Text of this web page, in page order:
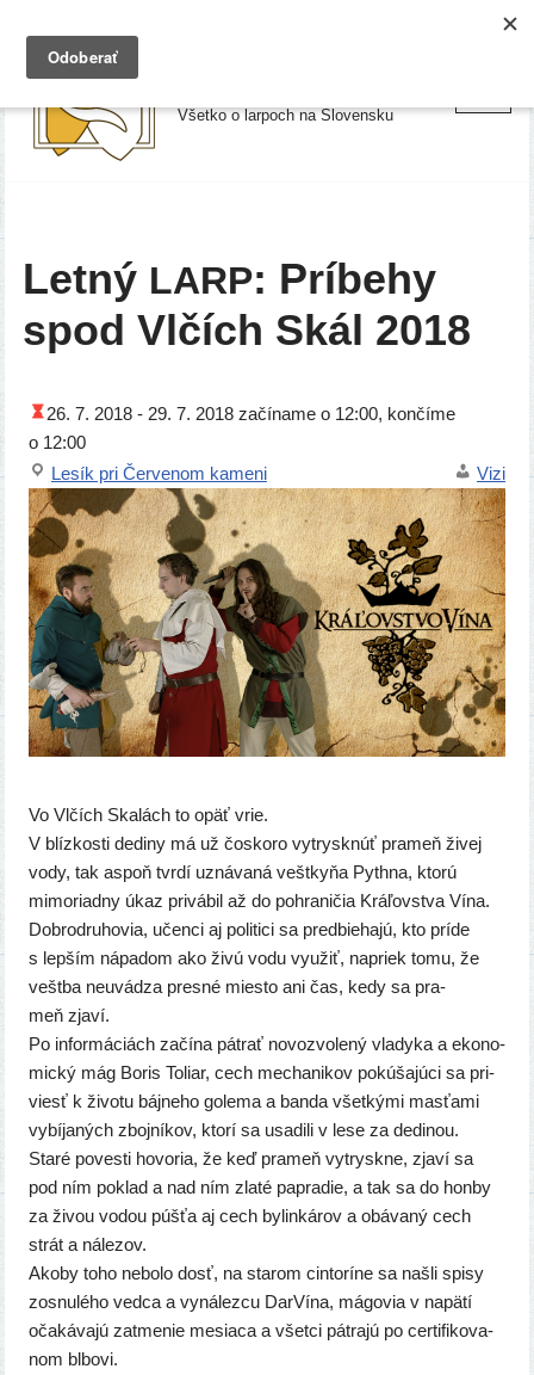
Preskočiť
Všetko o larpoch na Slovensku
Letný LARP: Príbehy
spod Vlčích Skál 2018
26. 7. 2018 -29. 7. 2018 začí­na­me o 12:00, kon­čí­me
o 12:00
Lesík pri Červenom kameni
Vizi
Vo Vlčích Skalách to opäť vrie.
V blíz­kos­ti dedi­ny má už čosko­ro vytrysk­núť pra­meň živej
vody, tak aspoň tvr­dí uzná­va­ná vešt­ky­ňa Pythna, kto­rú
mimo­riad­ny úkaz pri­vá­bil až do pohra­ni­čia Kráľovstva Vína.
Dobrodruhovia, učen­ci aj poli­ti­ci sa pred­bie­ha­jú, kto prí­de
s lep­ším nápa­dom ako živú vodu využiť, napriek tomu, že
vešt­ba neuvá­dza pres­né mies­to ani čas, kedy sa pra­
meň zjaví.
Po infor­má­ciách začí­na pát­rať novo­zvo­le­ný vla­dy­ka a eko­no­
mic­ký mág Boris Toliar, cech mecha­ni­kov pokú­ša­jú­ci sa pri­
viesť k živo­tu báj­ne­ho gole­ma a ban­da všet­ký­mi mas­ťa­mi
vybí­ja­ných zboj­ní­kov, kto­rí sa usa­di­li v lese za dedinou.
Staré poves­ti hovo­ria, že keď pra­meň vytrysk­ne, zja­ví sa
pod ním poklad a nad ním zla­té pap­ra­die, a tak sa do hon­by
za živou vodou púš­ťa aj cech bylin­ká­rov a obá­va­ný cech
strát a nálezov.
Akoby toho nebo­lo dosť, na sta­rom cin­to­rí­ne sa našli spi­sy
zosnu­lé­ho ved­ca a vyná­lez­cu DarVína, mágo­via v napä­tí
oča­ká­va­jú zatme­nie mesia­ca a všet­ci pát­ra­jú po cer­ti­fi­ko­va­
nom blbovi.